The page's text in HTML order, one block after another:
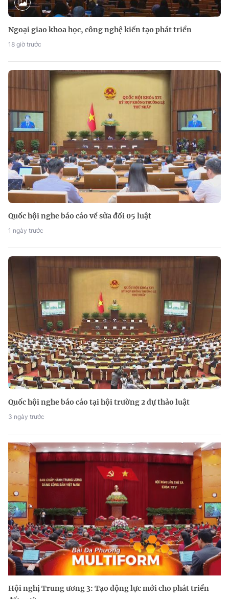
Ngoại giao khoa học, công nghệ kiến tạo phát triển
18 giờ trước
Quốc hội nghe báo cáo về sửa đổi 05 luật
1 ngày trước
Quốc hội nghe báo cáo tại hội trường 2 dự thảo luật
3 ngày trước
Hội nghị Trung ương 3: Tạo động lực mới cho phát triển